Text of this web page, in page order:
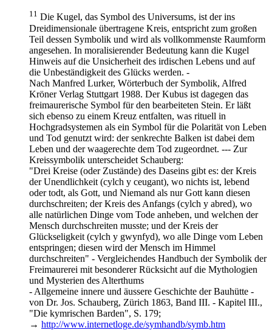
11 Die Kugel, das Symbol des Universums, ist der ins
Dreidimensionale übertragene Kreis, entspricht zum großen
Teil dessen Symbolik und wird als vollkommenste Raumform
angesehen. In moralisierender Bedeutung kann die Kugel
Hinweis auf die Unsicherheit des irdischen Lebens und auf
die Unbeständigkeit des Glücks werden. -
Nach Manfred Lurker, Wörterbuch der Symbolik, Alfred
Kröner Verlag Stuttgart 1988. Der Kubus ist dagegen das
freimaurerische Symbol für den bearbeiteten Stein. Er läßt
sich ebenso zu einem Kreuz entfalten, was rituell in
Hochgradsystemen als ein Symbol für die Polarität von Leben
und Tod genutzt wird: der senkrechte Balken ist dabei dem
Leben und der waagerechte dem Tod zugeordnet. --- Zur
Kreissymbolik unterscheidet Schauberg:
"Drei Kreise (oder Zustände) des Daseins gibt es: der Kreis
der Unendlichkeit (cylch y ceugant), wo nichts ist, lebend
oder todt, als Gott, und Niemand als nur Gott kann diesen
durchschreiten; der Kreis des Anfangs (cylch y abred), wo
alle natürlichen Dinge vom Tode anheben, und welchen der
Mensch durchschreiten musste; und der Kreis der
Glückseligkeit (cylch y gwynfyd), wo alle Dinge vom Leben
entspringen; diesen wird der Mensch im Himmel
durchschreiten" - Vergleichendes Handbuch der Symbolik der
Freimaurerei mit besonderer Rücksicht auf die Mythologien
und Mysterien des Alterthums
- Allgemeine innere und äussere Geschichte der Bauhütte -
von Dr. Jos. Schauberg, Zürich 1863, Band III. - Kapitel III.,
"Die kymrischen Barden", S. 179;
→ http://www.internetloge.de/symhandb/symb.htm